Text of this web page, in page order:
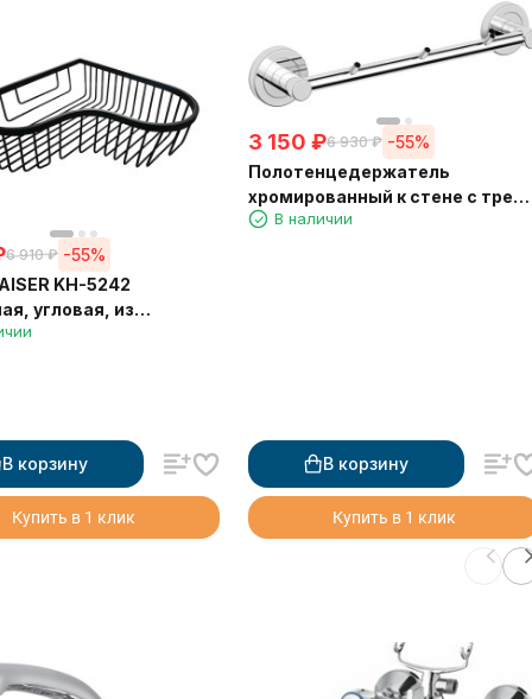
6 910 ₽ -55%
KH-5242
угловая, из
стали,
В корзину
Купить в 1 клик
3 150 ₽6 930 ₽ -55%
Полотенцедержатель
хромированный к стене с
крючками Langberger 11033A
В наличии
В корзину
Купить в 1 клик